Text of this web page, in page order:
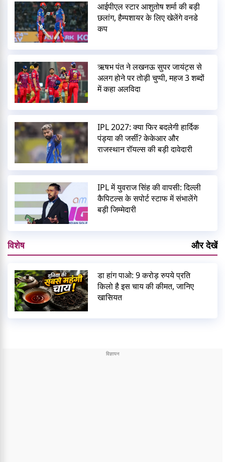
आईपीएल स्टार आशुतोष शर्मा की बड़ी
छलांग, हैम्पशायर के लिए खेलेंगे वनडे
कप
ऋषभ पंत ने लखनऊ सुपर जायंट्स से
अलग होने पर तोड़ी चुप्पी, महज 3 शब्दों
में कहा अलविदा
IPL 2027: क्या फिर बदलेगी हार्दिक
पंड्या की जर्सी? केकेआर और
राजस्थान रॉयल्स की बड़ी दावेदारी
IPL में युवराज सिंह की वापसी: दिल्ली
कैपिटल्स के सपोर्ट स्टाफ में संभालेंगे
बड़ी जिम्मेदारी
विशेष और देखें
डा हांग पाओ: 9 करोड़ रुपये प्रति
किलो है इस चाय की कीमत, जानिए
खासियत